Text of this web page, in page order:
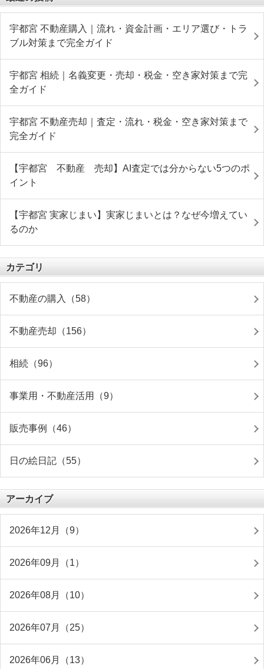
宇都宮 不動産購入｜流れ・資金計画・エリア選び・トラ
ブル対策まで完全ガイド
宇都宮 相続｜名義変更・売却・税金・空き家対策まで完
全ガイド
宇都宮 不動産売却｜査定・流れ・税金・空き家対策まで
完全ガイド
【宇都宮 不動産 売却】AI査定では分からない5つのポ
イント
【宇都宮 実家じまい】実家じまいとは？なぜ今増えてい
るのか
カテゴリ
不動産の購入（58）
不動産売却（156）
相続（96）
事業用・不動産活用（9）
販売事例（46）
日の絵日記（55）
アーカイブ
2026年12月（9）
2026年09月（1）
2026年08月（10）
2026年07月（25）
2026年06月（13）